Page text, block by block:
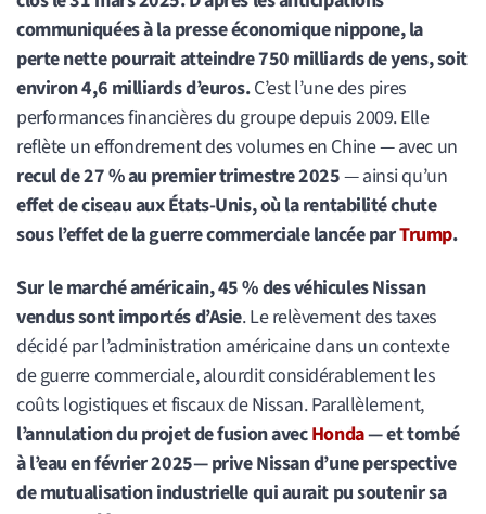
communiquées à la presse économique nippone, la
perte nette pourrait atteindre 750 milliards de yens, soit
environ 4,6 milliards d’euros.C’est l’une des pires
performances financières du groupe depuis 2009. Elle
reflète un effondrement des volumes en Chine — avec un
recul de 27 % au premier trimestre 2025— ainsi qu’un
effet de ciseau aux États-Unis, où la rentabilité chute
sous l’effet de la guerre commerciale lancée parTrump.
Sur le marché américain, 45 % des véhicules Nissan
vendus sont importés d’Asie. Le relèvement des taxes
décidé par l’administration américaine dans un contexte
de guerre commerciale, alourdit considérablement les
coûts logistiques et fiscaux de Nissan. Parallèlement,
l’annulation du projet de fusion avecHonda— et tombé
à l’eau en février 2025— prive Nissan d’une perspective
de mutualisation industrielle qui aurait pu soutenir sa